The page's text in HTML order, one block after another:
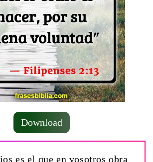
Download
es el que en vosotros obra